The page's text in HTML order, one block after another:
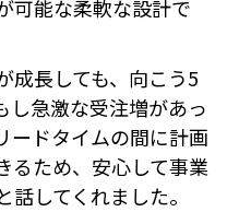
可能な柔軟な設計で
成長しても、向こう5
し急激な受注増があっ
ードタイムの間に計画
るため、安心して事業
してくれました。